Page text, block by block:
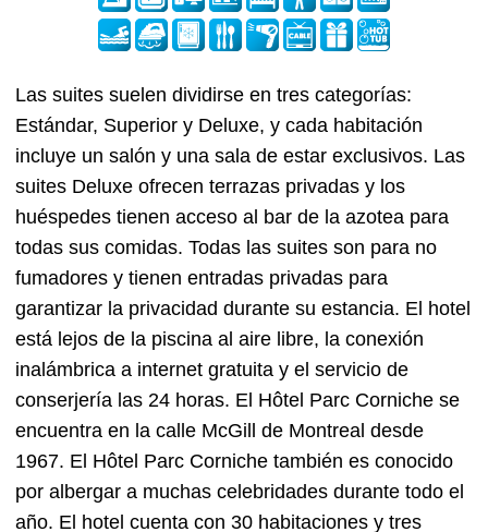
Las suites suelen dividirse en tres categorías:
Estándar, Superior y Deluxe, y cada habitación
incluye un salón y una sala de estar exclusivos. Las
suites Deluxe ofrecen terrazas privadas y los
huéspedes tienen acceso al bar de la azotea para
todas sus comidas. Todas las suites son para no
fumadores y tienen entradas privadas para
garantizar la privacidad durante su estancia. El hotel
está lejos de la piscina al aire libre, la conexión
inalámbrica a internet gratuita y el servicio de
conserjería las 24 horas. El Hôtel Parc Corniche se
encuentra en la calle McGill de Montreal desde
1967. El Hôtel Parc Corniche también es conocido
por albergar a muchas celebridades durante todo el
año. El hotel cuenta con 30 habitaciones y tres